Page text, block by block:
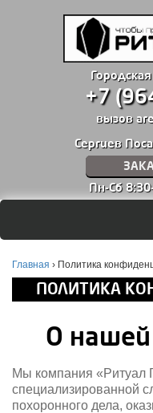
+7
вызов
Сергиев
Пн-Сб
Главная › Политика
ПОЛИТИКА
О нашей
Мы компания «Ритуал
специализированной
похоронного дела,